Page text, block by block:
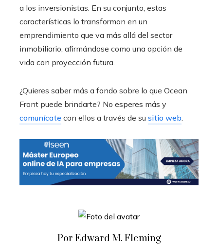
a los inversionistas. En su conjunto, estas
características lo transforman en un
emprendimiento que va más allá del sector
inmobiliario, afirmándose como una opción de
vida con proyección futura.
¿Quieres saber más a fondo sobre lo que Ocean
Front puede brindarte? No esperes más y
comunícate con ellos a través de su sitio web.
Por Edward M. Fleming